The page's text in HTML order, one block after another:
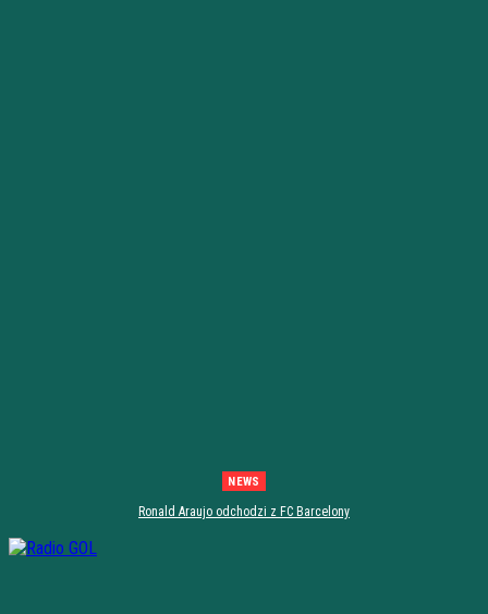
NEWS
Ronald Araujo odchodzi z FC Barcelony